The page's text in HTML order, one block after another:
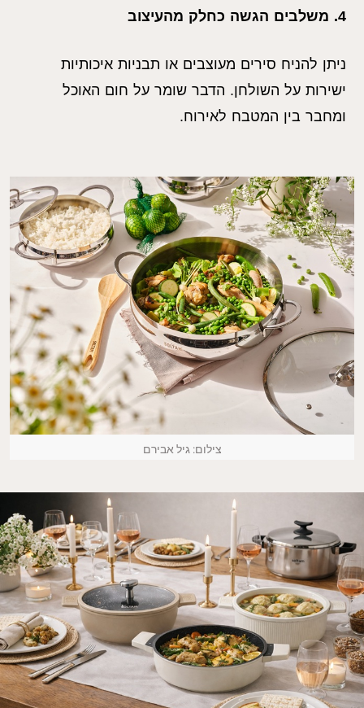
4. משלבים הגשה כחלק מהעיצוב
ניתן להניח סירים מעוצבים או תבניות איכותיות
ישירות על השולחן. הדבר שומר על חום האוכל
ומחבר בין המטבח לאירוח.
צילום: גיל אבירם